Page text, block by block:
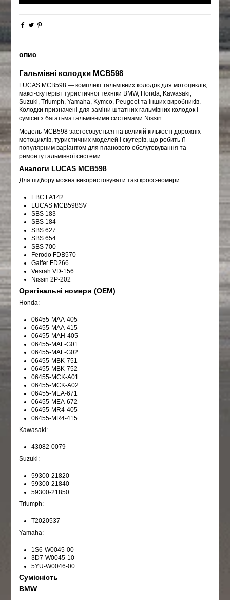
опис
Гальмівні колодки MCB598
LUCAS MCB598 — комплект гальмівних колодок для мотоциклів,
максі-скутерів і туристичної техніки BMW, Honda, Kawasaki,
Suzuki, Triumph, Yamaha, Kymco, Peugeot та інших виробників.
Колодки призначені для заміни штатних гальмівних колодок і
сумісні з багатьма гальмівними системами Nissin.
Модель MCB598 застосовується на великій кількості дорожніх
мотоциклів, туристичних моделей і скутерів, що робить її
популярним варіантом для планового обслуговування та
ремонту гальмівної системи.
Аналоги LUCAS MCB598
Для підбору можна використовувати такі кросс-номери:
EBC FA142
LUCAS MCB598SV
SBS 183
SBS 184
SBS 627
SBS 654
SBS 700
Ferodo FDB570
Galfer FD266
Vesrah VD-156
Nissin 2P-202
Оригінальні номери (OEM)
Honda:
06455-MAA-405
06455-MAA-415
06455-MAH-405
06455-MAL-G01
06455-MAL-G02
06455-MBK-751
06455-MBK-752
06455-MCK-A01
06455-MCK-A02
06455-MEA-671
06455-MEA-672
06455-MR4-405
06455-MR4-415
Kawasaki:
43082-0079
Suzuki:
59300-21820
59300-21840
59300-21850
Triumph:
T2020537
Yamaha:
1S6-W0045-00
3D7-W0045-10
5YU-W0046-00
Сумісність
BMW